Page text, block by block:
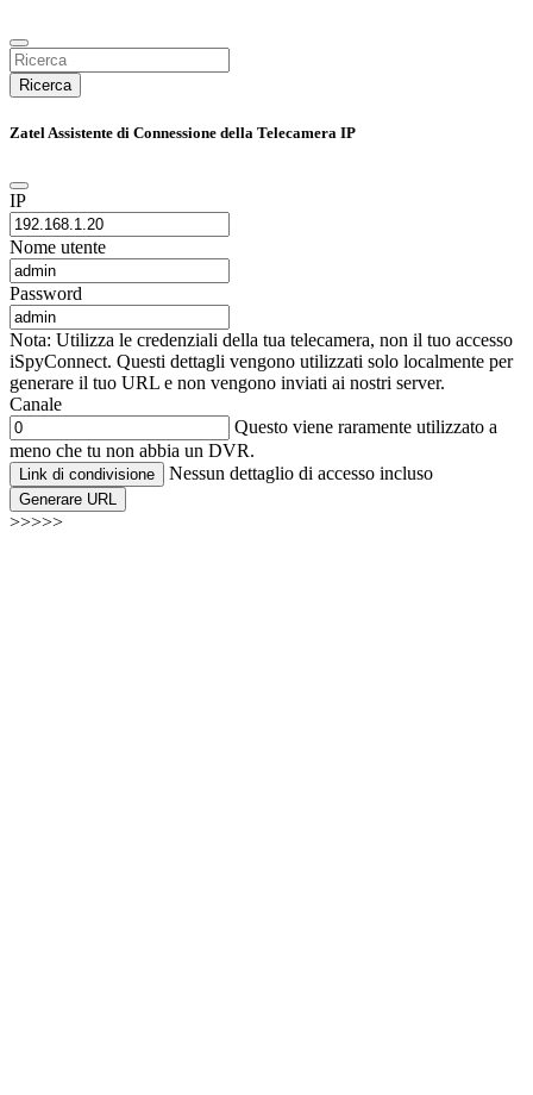
Ricerca
Zatel Assistente di Connessione della Telecamera IP
IP
Nome utente
Password
Nota: Utilizza le credenziali della tua telecamera, non il tuo accesso
iSpyConnect. Questi dettagli vengono utilizzati solo localmente per
generare il tuo URL e non vengono inviati ai nostri server.
Canale
Questo viene raramente utilizzato a
meno che tu non abbia un DVR.
Link di condivisione Nessun dettaglio di accesso incluso
Generare URL
>>>>>